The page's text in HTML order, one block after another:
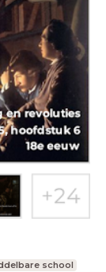
school